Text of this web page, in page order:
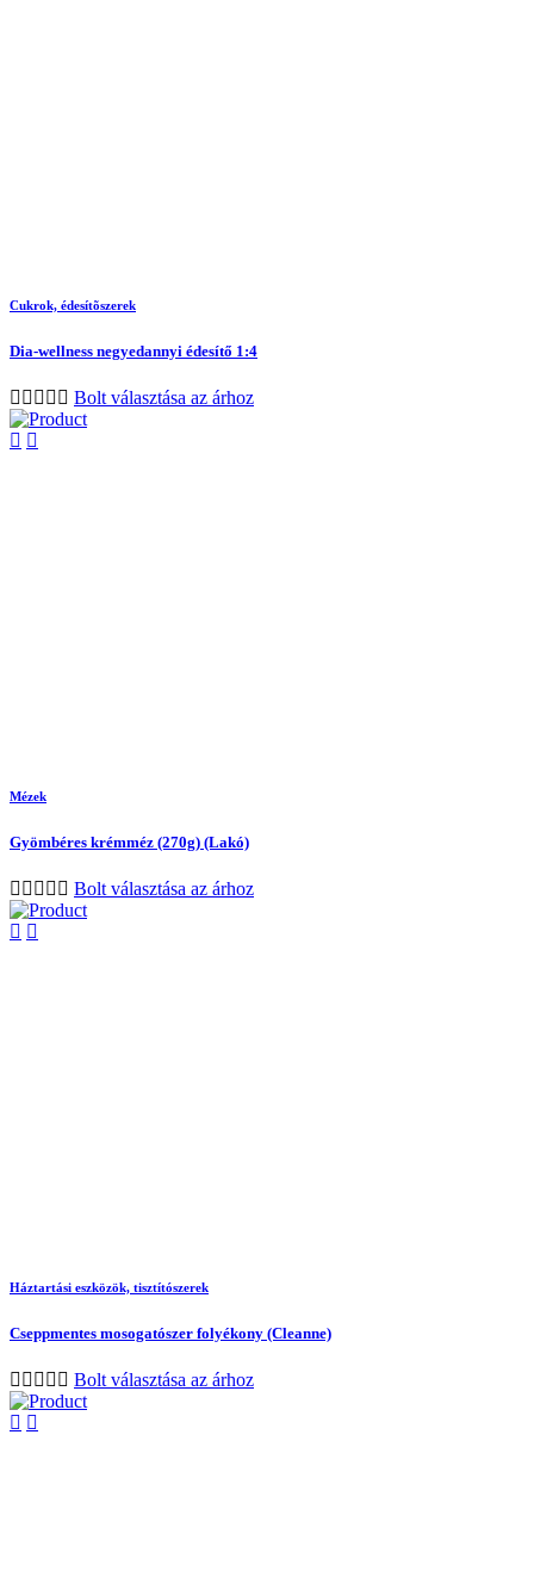
Cukrok, édesítõszerek
Dia-wellness negyedannyi édesítő 1:4
Bolt választása az árhoz
Mézek
Gyömbéres krémméz (270g) (Lakó)
Bolt választása az árhoz
Háztartási eszközök, tisztítószerek
Cseppmentes mosogatószer folyékony (Cleanne)
Bolt választása az árhoz